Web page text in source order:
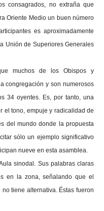
consagrados, no extraña que
Oriente Medio un buen número
es aproximadamente
Unión de Superiores Generales
muchos de los Obispos y
congregación y son numerosos
34 oyentes. Es, por tanto, una
el tono, empuje y radicalidad de
del mundo donde la propuesta
sólo un ejemplo significativo
nueve en esta asamblea.
sinodal. Sus palabras claras
en la zona, señalando que el
tiene alternativa. Éstas fueron